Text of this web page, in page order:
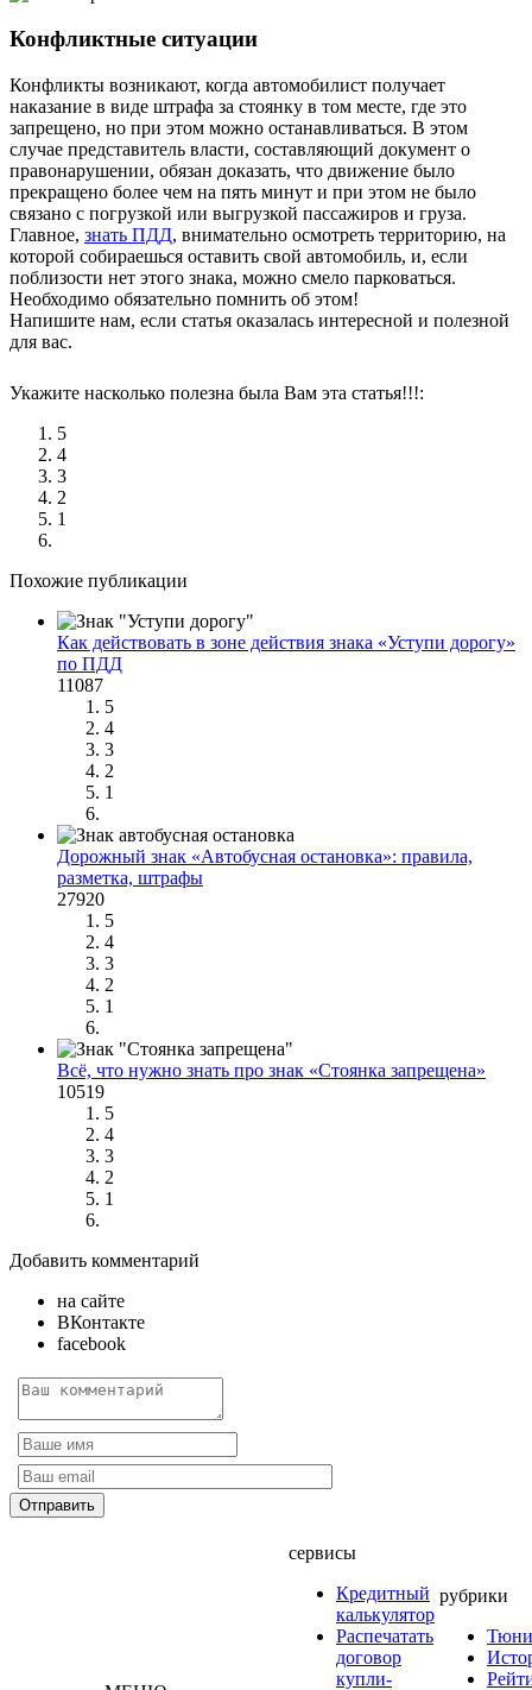
Конфликтные ситуации
Конфликты возникают, когда автомобилист получает
наказание в виде штрафа за стоянку в том месте, где это
запрещено, но при этом можно останавливаться. В этом
случае представитель власти, составляющий документ о
правонарушении, обязан доказать, что движение было
прекращено более чем на пять минут и при этом не было
связано с погрузкой или выгрузкой пассажиров и груза.
Главное, знать ПДД, внимательно осмотреть территорию, на
которой собираешься оставить свой автомобиль, и, если
поблизости нет этого знака, можно смело парковаться.
Необходимо обязательно помнить об этом!
Напишите нам, если статья оказалась интересной и полезной
для вас.
Укажите насколько полезна была Вам эта статья!!!:
5
4
3
2
1
Похожие публикации
Как действовать в зоне действия знака «Уступи дорогу»
по ПДД
11087
5
4
3
2
1
Дорожный знак «Автобусная остановка»: правила,
разметка, штрафы
27920
5
4
3
2
1
Всё, что нужно знать про знак «Стоянка запрещена»
10519
5
4
3
2
1
Добавить комментарий
на сайте
ВКонтакте
facebook
сервисы
Кредитный
калькулятор
Распечатать
договор
купли-
рубрики